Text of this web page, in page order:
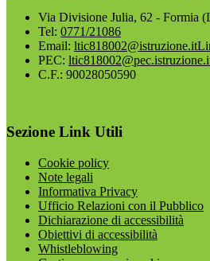
Via Divisione Julia, 62 - Formia
Tel: 0771/21086
Email: ltic818002@istruzione.it
PEC:
C.F.: 90028050590
Sezione Link Utili
Cookie policy
Note legali
Informativa Privacy
Ufficio Relazioni con il Pubblico
Dichiarazione di accessibilità
Obiettivi di accessibilità
Whistleblowing